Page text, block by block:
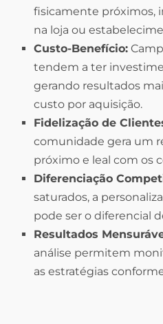
fisicamente próximos,
na loja ou
Custo-Benefício:
tendem a ter
gerando resultados
custo por aquisição.
Fidelização de
comunidade gera um
próximo e leal com os
Diferenciação
saturados, a
pode ser o diferencial
Resultados
análise permitem
as estratégias